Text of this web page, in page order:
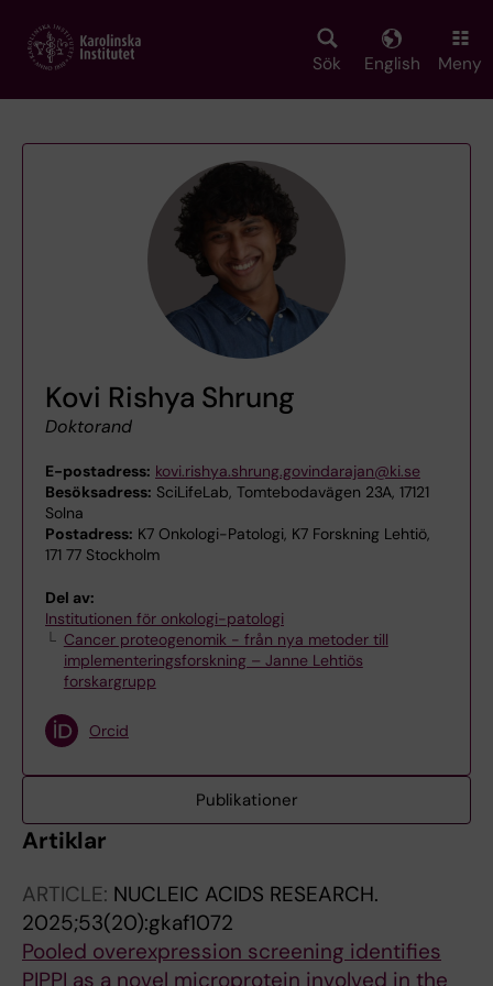
main
Sök English Meny
Kovi Rishya Shrung
Doktorand
E-postadress: kovi.rishya.shrung.govindarajan@ki.se
Besöksadress: SciLifeLab, Tomtebodavägen 23A, 17121
Solna
Postadress: K7 Onkologi-Patologi, K7 Forskning Lehtiö,
171 77 Stockholm
Del av:
Institutionen för onkologi-patologi
Cancer proteogenomik - från nya metoder till
implementeringsforskning – Janne Lehtiös
forskargrupp
Orcid
Publikationer
Artiklar
ARTICLE: NUCLEIC ACIDS RESEARCH.
2025;53(20):gkaf1072
Pooled overexpression screening identifies
PIPPI as a novel microprotein involved in the